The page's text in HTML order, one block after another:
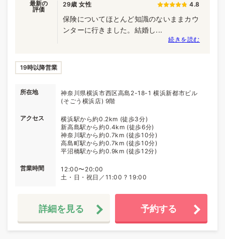
最新の
評価
29歳 女性 4.8
保険についてほとんど知識のないままカウ
ンターに行きました。結婚し...
続きを読む
19時以降営業
所在地
神奈川県横浜市西区高島2-18-1 横浜新都市ビル
(そごう横浜店) 9階
アクセス
横浜駅から約0.2km (徒歩3分)
新高島駅から約0.4km (徒歩6分)
神奈川駅から約0.7km (徒歩10分)
高島町駅から約0.7km (徒歩10分)
平沼橋駅から約0.9km (徒歩12分)
営業時間
12:00〜20:00
土・日・祝日／11:00 ? 19:00
詳細を見る 予約する